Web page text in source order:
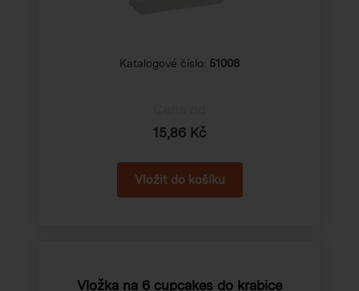
Katalogové číslo: 51008
15,86 Kč
Vložka na 6 cupcakes do krabice